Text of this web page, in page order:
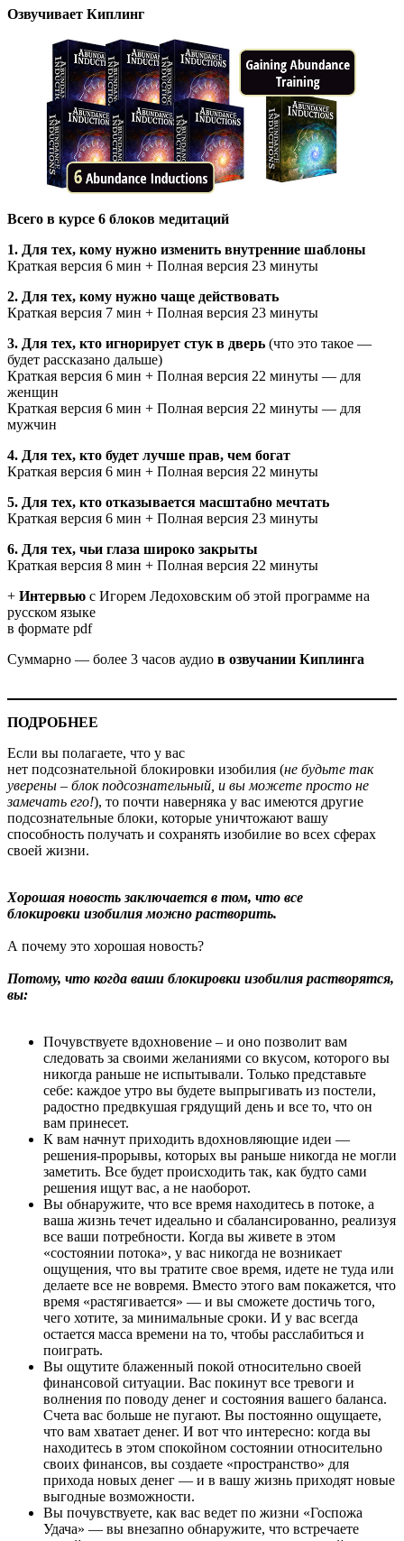
Озвучивает Киплинг
Всего в курсе 6 блоков медитаций
1. Для тех, кому нужно изменить внутренние шаблоны
Краткая версия 6 мин + Полная версия 23 минуты
2. Для тех, кому нужно чаще действовать
Краткая версия 7 мин + Полная версия 23 минуты
3. Для тех, кто игнорирует стук в дверь (что это такое —
будет рассказано дальше)
Краткая версия 6 мин + Полная версия 22 минуты — для
женщин
Краткая версия 6 мин + Полная версия 22 минуты — для
мужчин
4. Для тех, кто будет лучше прав, чем богат
Краткая версия 6 мин + Полная версия 22 минуты
5. Для тех, кто отказывается масштабно мечтать
Краткая версия 6 мин + Полная версия 23 минуты
6. Для тех, чьи глаза широко закрыты
Краткая версия 8 мин + Полная версия 22 минуты
+ Интервью с Игорем Ледоховским об этой программе на
русском языке
в формате pdf
Суммарно — более 3 часов аудио в озвучании Киплинга
ПОДРОБНЕЕ
Если вы полагаете, что у вас
нет подсознательной блокировки изобилия (не будьте так
уверены – блок подсознательный, и вы можете просто не
замечать его!), то почти наверняка у вас имеются другие
подсознательные блоки, которые уничтожают вашу
способность получать и сохранять изобилие во всех сферах
своей жизни.
Хорошая новость заключается в том, что все
блокировки изобилия можно растворить.
А почему это хорошая новость?
Потому, что когда ваши блокировки изобилия растворятся,
вы:
Почувствуете вдохновение – и оно позволит вам
следовать за своими желаниями со вкусом, которого вы
никогда раньше не испытывали. Только представьте
себе: каждое утро вы будете выпрыгивать из постели,
радостно предвкушая грядущий день и все то, что он
вам принесет.
К вам начнут приходить вдохновляющие идеи —
решения-прорывы, которых вы раньше никогда не могли
заметить. Все будет происходить так, как будто сами
решения ищут вас, а не наоборот.
Вы обнаружите, что все время находитесь в потоке, а
ваша жизнь течет идеально и сбалансированно, реализуя
все ваши потребности. Когда вы живете в этом
«состоянии потока», у вас никогда не возникает
ощущения, что вы тратите свое время, идете не туда или
делаете все не вовремя. Вместо этого вам покажется, что
время «растягивается» — и вы сможете достичь того,
чего хотите, за минимальные сроки. И у вас всегда
остается масса времени на то, чтобы расслабиться и
поиграть.
Вы ощутите блаженный покой относительно своей
финансовой ситуации. Вас покинут все тревоги и
волнения по поводу денег и состояния вашего баланса.
Счета вас больше не пугают. Вы постоянно ощущаете,
что вам хватает денег. И вот что интересно: когда вы
находитесь в этом спокойном состоянии относительно
своих финансов, вы создаете «пространство» для
прихода новых денег — и в вашу жизнь приходят новые
выгодные возможности.
Вы почувствуете, как вас ведет по жизни «Госпожа
Удача» — вы внезапно обнаружите, что встречаете